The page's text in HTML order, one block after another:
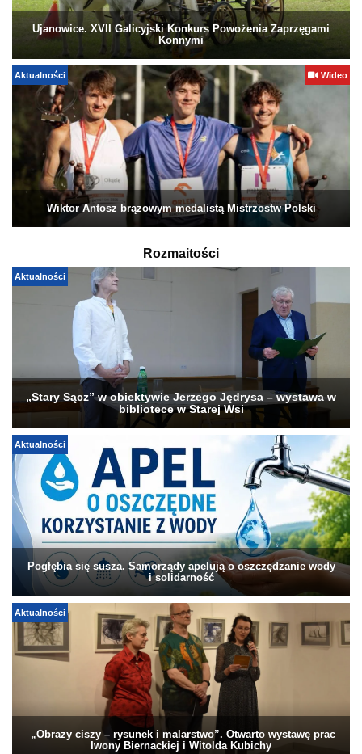
Ujanowice. XVII Galicyjski Konkurs Powożenia Zaprzęgami
Konnymi
Aktualności Wideo
Wiktor Antosz brązowym medalistą Mistrzostw Polski
Rozmaitości
Aktualności
„Stary Sącz” w obiektywie Jerzego Jędrysa – wystawa w
bibliotece w Starej Wsi
Aktualności
Pogłębia się susza. Samorządy apelują o oszczędzanie wody
i solidarność
Aktualności
„Obrazy ciszy – rysunek i malarstwo”. Otwarto wystawę prac
Iwony Biernackiej i Witolda Kubichy